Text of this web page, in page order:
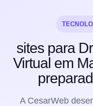
sites para
Virtual em
A CesarWeb